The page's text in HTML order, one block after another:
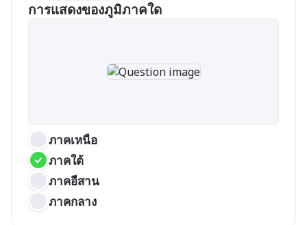
การแสดงของภูมิภาคใด
ภาคเหนือ
ภาคใต้
ภาคอีสาน
ภาคกลาง